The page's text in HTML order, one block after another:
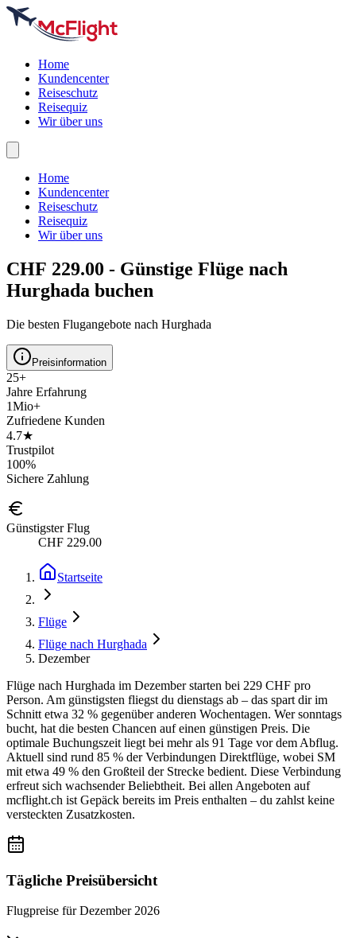
Home
Kundencenter
Reiseschutz
Reisequiz
Wir über uns
Home
Kundencenter
Reiseschutz
Reisequiz
Wir über uns
CHF 229.00 - Günstige Flüge nach
Hurghada buchen
Die besten Flugangebote nach Hurghada
Preisinformation
25+
Jahre Erfahrung
1Mio+
Zufriedene Kunden
4.7★
Trustpilot
100%
Sichere Zahlung
Günstigster Flug
CHF 229.00
Startseite
Flüge
Flüge nach Hurghada
Dezember
Flüge nach Hurghada im Dezember starten bei 229 CHF pro
Person. Am günstigsten fliegst du dienstags ab – das spart dir im
Schnitt etwa 32 % gegenüber anderen Wochentagen. Wer sonntags
bucht, hat die besten Chancen auf einen günstigen Preis. Die
optimale Buchungszeit liegt bei mehr als 91 Tage vor dem Abflug.
Aktuell sind rund 85 % der Verbindungen Direktflüge, wobei SM
mit etwa 49 % den Großteil der Strecke bedient. Diese Verbindung
erfreut sich wachsender Beliebtheit. Bei allen Angeboten auf
mcflight.ch ist Gepäck bereits im Preis enthalten – du zahlst keine
versteckten Zusatzkosten.
Tägliche Preisübersicht
Flugpreise fürDezember 2026